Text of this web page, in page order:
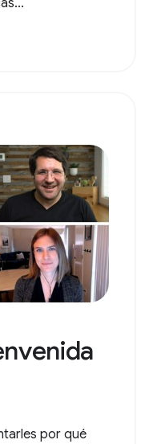
por qué